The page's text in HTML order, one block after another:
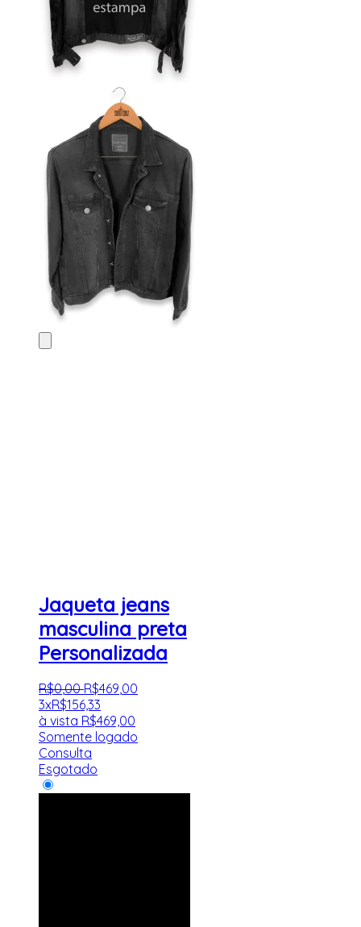
Jaqueta jeans
masculina preta
Personalizada
R$0,00 R$469,00
3xR$156,33
à vista R$469,00
Somente logado
Consulta
Esgotado